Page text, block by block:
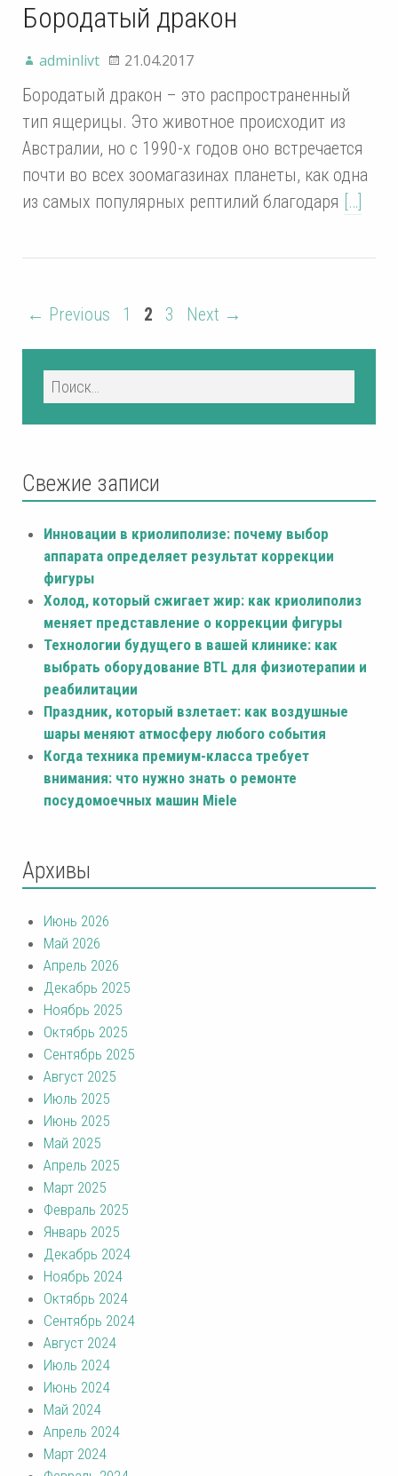
Бородатый дракон
adminlivt 21.04.2017
Бородатый дракон – это распространенный
тип ящерицы. Это животное происходит из
Австралии, но с 1990-х годов оно встречается
почти во всех зоомагазинах планеты, как одна
из самых популярных рептилий благодаря […]
← Previous 1 2 3 Next →
Свежие записи
Инновации в криолиполизе: почему выбор
аппарата определяет результат коррекции
фигуры
Холод, который сжигает жир: как криолиполиз
меняет представление о коррекции фигуры
Технологии будущего в вашей клинике: как
выбрать оборудование BTL для физиотерапии и
реабилитации
Праздник, который взлетает: как воздушные
шары меняют атмосферу любого события
Когда техника премиум-класса требует
внимания: что нужно знать о ремонте
посудомоечных машин Miele
Архивы
Июнь 2026
Май 2026
Апрель 2026
Декабрь 2025
Ноябрь 2025
Октябрь 2025
Сентябрь 2025
Август 2025
Июль 2025
Июнь 2025
Май 2025
Апрель 2025
Март 2025
Февраль 2025
Январь 2025
Декабрь 2024
Ноябрь 2024
Октябрь 2024
Сентябрь 2024
Август 2024
Июль 2024
Июнь 2024
Май 2024
Апрель 2024
Март 2024